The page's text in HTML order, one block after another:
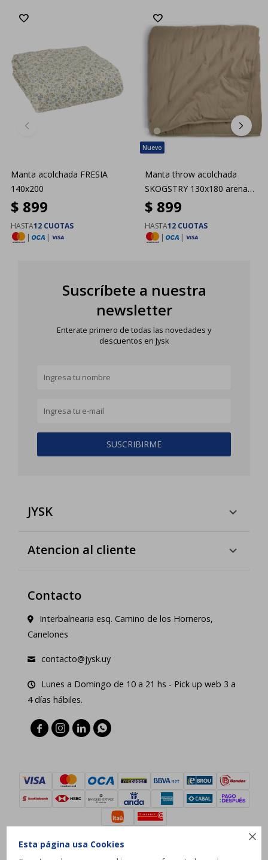

Esta página usa Cookies
Manta acolchada FRESIA
140x200
$ 899
HASTA12 CUOTAS
|
|
Manta throw acolchada
SKOGSTRY 130x180 arena
osc
$ 899
HASTA12 CUOTAS
|
|
Suscríbete a nuestra
newsletter
Enterate primero de todas las novedades y
descuentos en Jysk
SUSCRIBIRME
JYSK
Atencion al cliente
Contacto
Interbalnearia esq. Camino de los Horneros,
Canelones
contacto@jysk.uy
Lunes a Domingo de 10 a 21 hs - Pick up web 3 a
4 días hábiles.
   